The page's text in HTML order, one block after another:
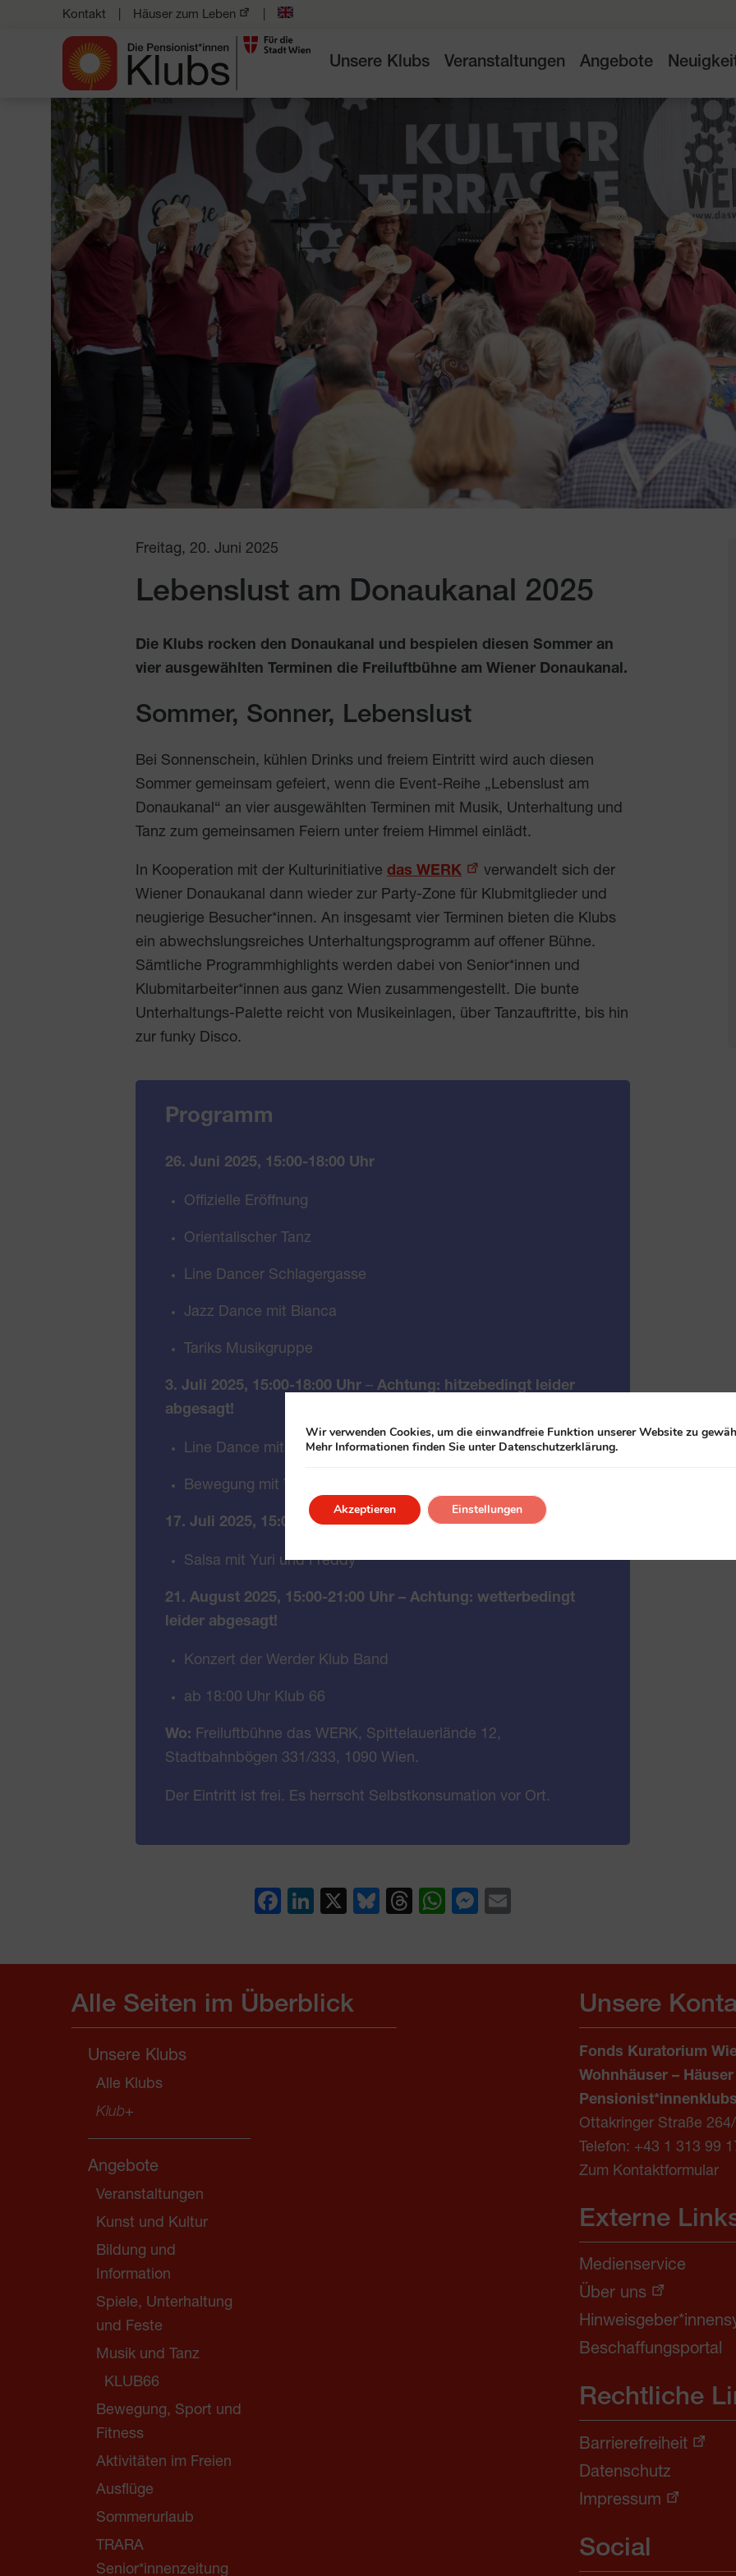
Kontakt Häuser zum Leben
Unsere Klubs Veranstaltungen Angebote
Freitag, 20. Juni 2025
Lebenslust am Donaukanal 2025
Die Klubs rocken den Donaukanal und bespielen diesen Sommer an
vier ausgewählten Terminen die Freiluftbühne am Wiener Donaukanal.
Sommer, Sonner, Lebenslust
Bei Sonnenschein, kühlen Drinks und freiem Eintritt wird auch diesen
Sommer gemeinsam gefeiert, wenn die Event-Reihe „Lebenslust am
Donaukanal“ an vier ausgewählten Terminen mit Musik, Unterhaltung und
Tanz zum gemeinsamen Feiern unter freiem Himmel einlädt.
In Kooperation mit der Kulturinitiative das WERK
verwandelt sich der
Wiener Donaukanal dann wieder zur Party-Zone für Klubmitglieder und
neugierige Besucher*innen. An insgesamt vier Terminen bieten die Klubs
ein abwechslungsreiches Unterhaltungsprogramm auf offener Bühne.
Sämtliche Programmhighlights werden dabei von Senior*innen und
Klubmitarbeiter*innen aus ganz Wien zusammengestellt. Die bunte
Unterhaltungs-Palette reicht von Musikeinlagen, über Tanzauftritte, bis hin
zur funky Disco.
Programm
26. Juni 2025, 15:00-18:00 Uhr
Offizielle Eröffnung
Orientalischer Tanz
Line Dancer Schlagergasse
Jazz Dance mit Bianca
Tariks Musikgruppe
3. Juli 2025, 15:00-18:00 Uhr – Achtung: hitzebedingt leider
abgesagt!
Line Dance mit Margit
Bewegung mit Yong Li
17. Juli 2025, 15:00-18:00 Uhr
Salsa mit Yuri und Freddy
21. August 2025, 15:00-21:00 Uhr – Achtung: wetterbedingt
leider abgesagt!
Konzert der Werder Klub Band
ab 18:00 Uhr Klub 66
Wo: Freiluftbühne das WERK, Spittelauerlände 12,
Stadtbahnbögen 331/333, 1090 Wien.
Der Eintritt ist frei. Es herrscht Selbstkonsumation vor Ort.
Facebook
LinkedIn
X Bluesky
Threads
WhatsApp
Messenger
Alle Seiten im Überblick
Unsere Klubs
Alle Klubs
Klub+
Angebote
Veranstaltungen
Kunst und Kultur
Bildung und
Information
Spiele, Unterhaltung
und Feste
Musik und Tanz
KLUB66
Bewegung, Sport und
Fitness
Aktivitäten im Freien
Ausflüge
Sommerurlaub
TRARA
Senior*innenzeitung
Unsere
Fonds Kuratorium
Wohnhäuser –
Pensionist*innenklubs
Ottakringer Straße
Telefon: +43 1 313 99
Zum Kontaktformular
Externe
Medienservice
Über uns
Beschaffungsportal
Rechtliche
Barrierefreiheit
Datenschutz
Impressum
Social
Wir verwenden Cookies, um die einwandfreie Funktion unserer Website zu
Mehr Informationen finden Sie unter Datenschutzerklärung.
Akzeptieren Einstellungen